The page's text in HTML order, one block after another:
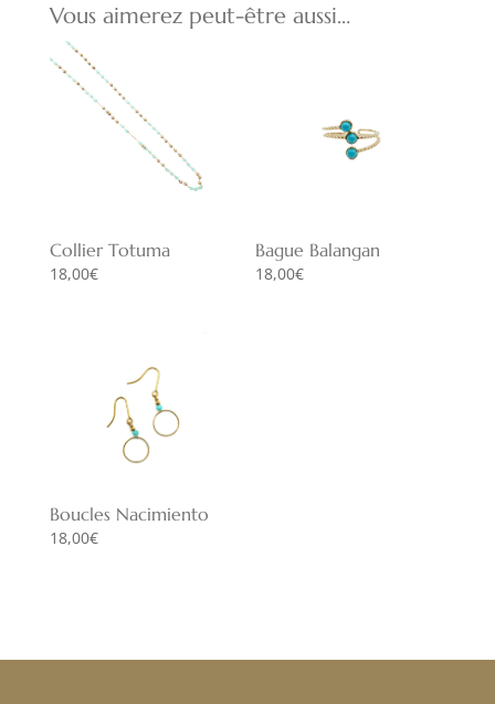
Vous aimerez peut-être aussi…
Collier Totuma
18,00€
Bague Balangan
18,00€
Boucles Nacimiento
18,00€